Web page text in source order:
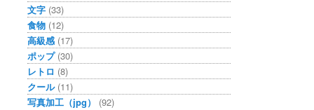
文字 (33)
食物 (12)
高級感 (17)
ポップ(30)
レトロ (8)
クール(11)
写真加工（jpg）
(92)